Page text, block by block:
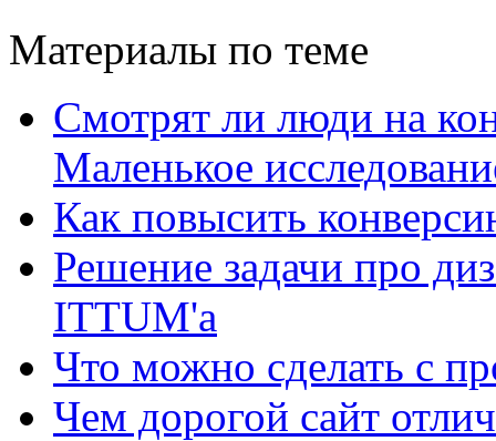
Материалы по теме
Смотрят ли люди на
Маленькое
Как повысить
Решение задачи про
ITTUM'а
Что можно сделать с
Чем дорогой сайт